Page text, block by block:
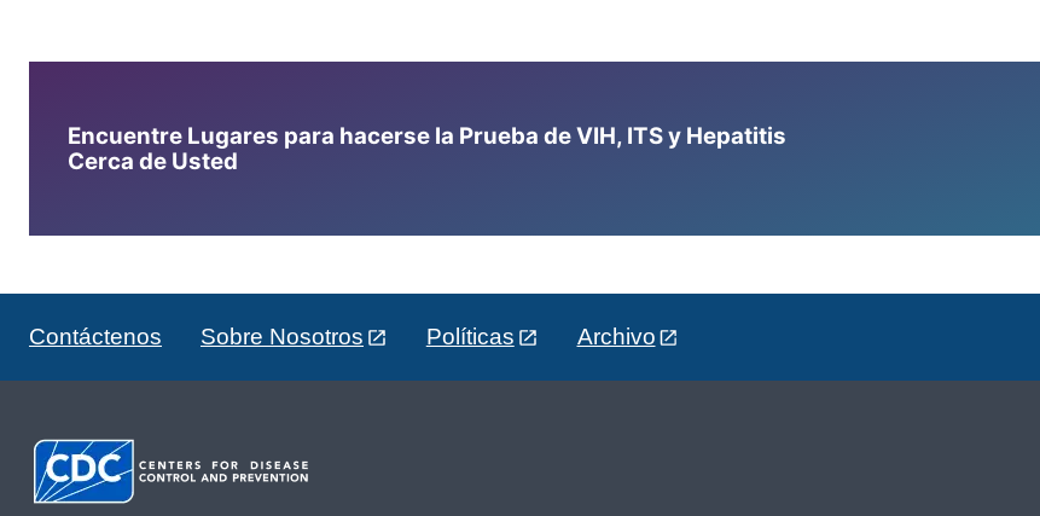
Encuentre Lugares para hacerse la Prueba de VIH, ITS y Hepatitis
Cerca de Usted
Contáctenos Sobre Nosotros Políticas Archivo